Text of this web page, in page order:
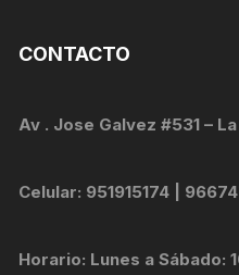
CONTACTO
Av . Jose Galvez #531 –
Celular: 951915174 |
Horario: Lunes a Sábado: